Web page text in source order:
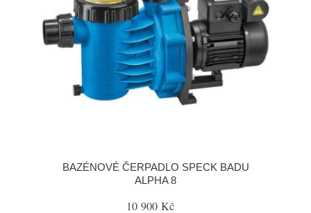
BAZÉNOVÉ ČERPADLO SPECK BADU
ALPHA 8
10 900 Kč